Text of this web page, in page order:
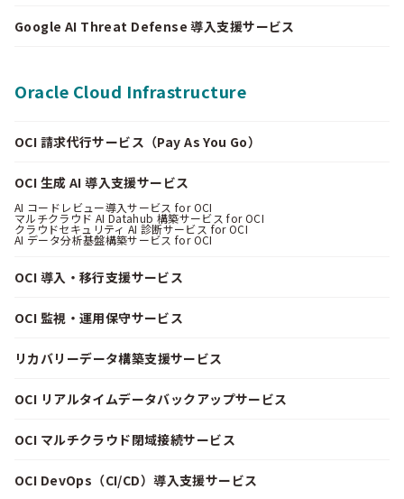
Google AI Threat Defense 導入支援サービス
Oracle Cloud Infrastructure
OCI 請求代行サービス（Pay As You Go）
OCI 生成 AI 導入支援サービス
AI コードレビュー導入サービス for OCI
マルチクラウド AI Datahub 構築サービス for OCI
クラウドセキュリティ AI 診断サービス for OCI
AI データ分析基盤構築サービス for OCI
OCI 導入・移行支援サービス
OCI 監視・運用保守サービス
リカバリーデータ構築支援サービス
OCI リアルタイムデータバックアップサービス
OCI マルチクラウド閉域接続サービス
OCI DevOps（CI/CD）導入支援サービス